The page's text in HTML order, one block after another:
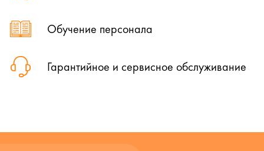
Обучение персонала
Гарантийное и сервисное обслуживание